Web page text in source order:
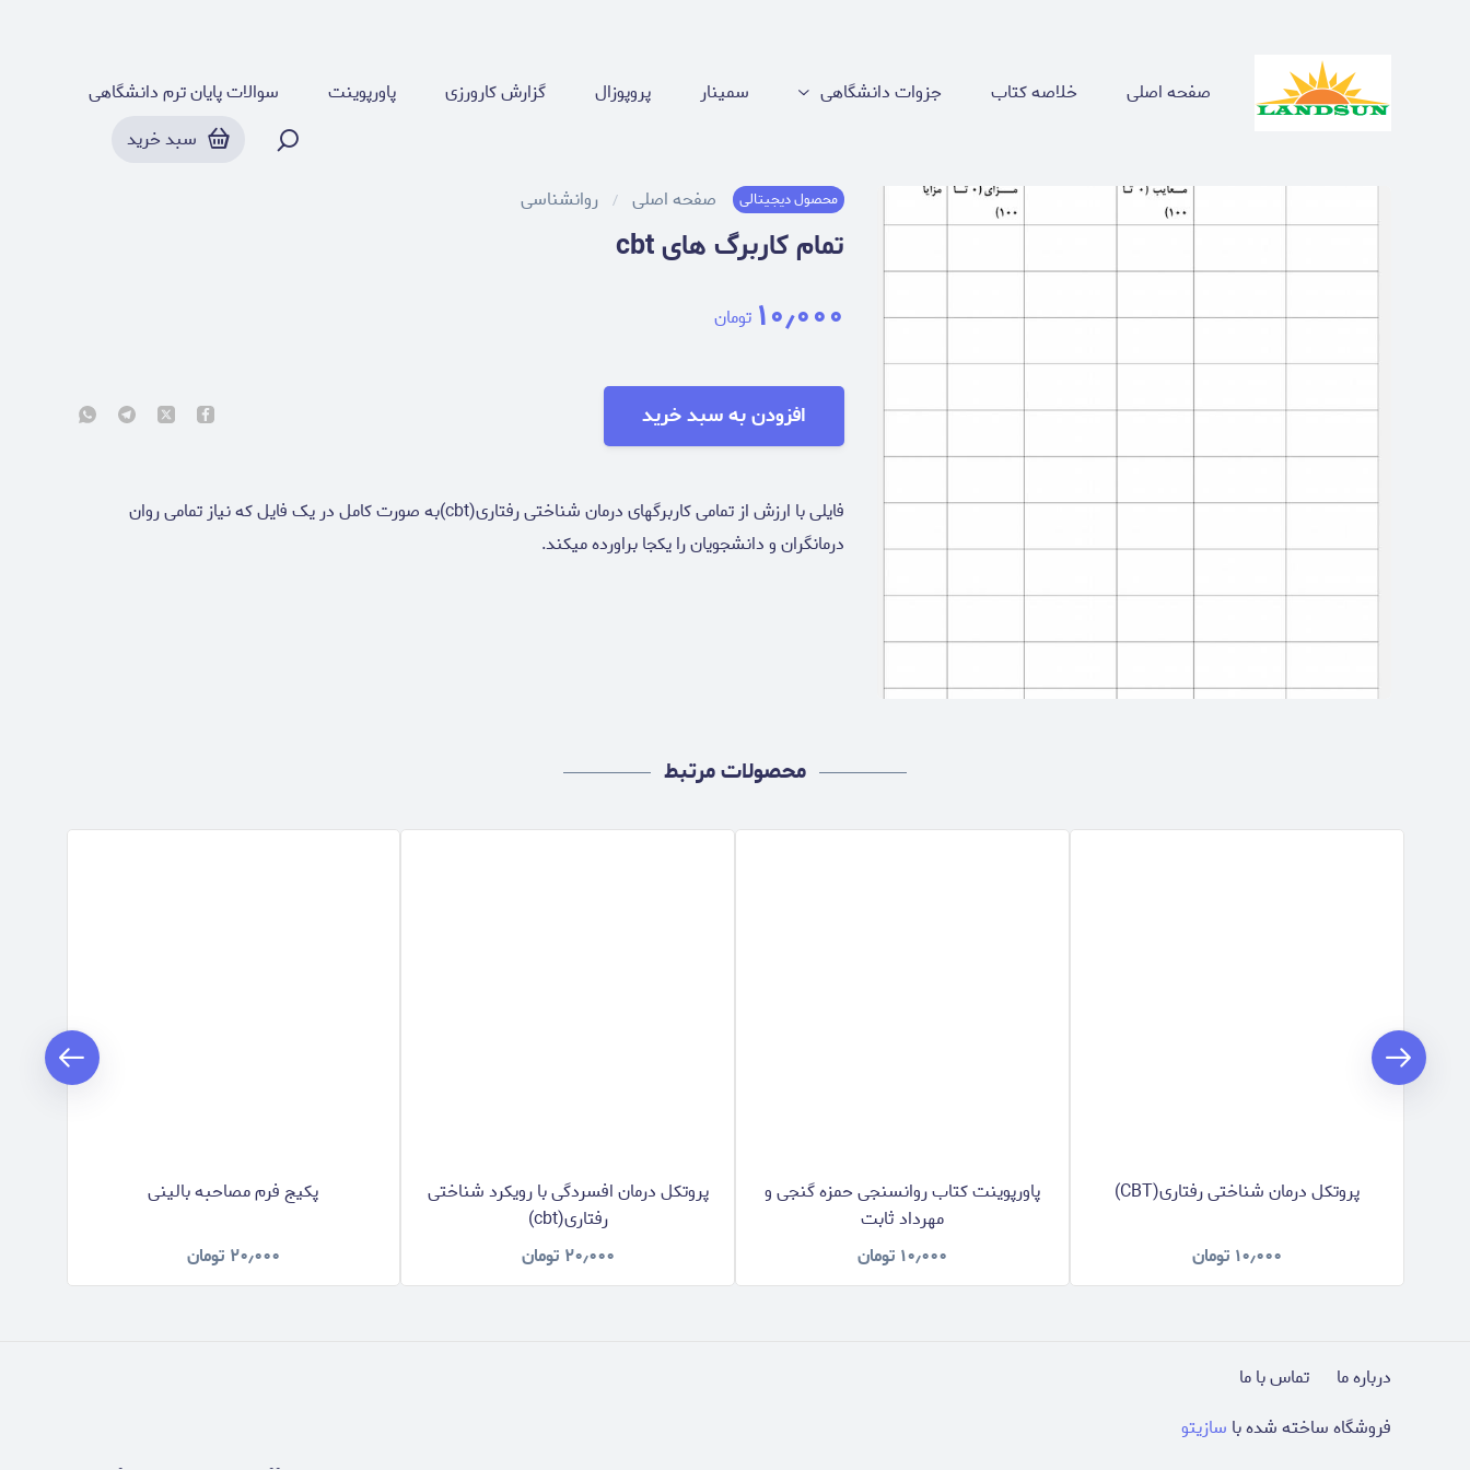
صفحه اصلی خلاصه کتاب جزوات دانشگاهی سمینار پروپوزال گزارش کارورزی پاورپوینت
سوالات پایان ترم دانشگاهی
سبد خرید
محصول دیجیتالی صفحه اصلی روانشناسی
تمام کاربرگ های cbt
۱۰٫۰۰۰ تومان
افزودن به سبد خرید
فایلی با ارزش از تمامی کاربرگهای درمان شناختی رفتاری(cbt)به صورت کامل در یک فایل که نیاز تمامی روان
درمانگران و دانشجویان را یکجا براورده میکند.
محصولات مرتبط
پروتکل درمان شناختی رفتاری(CBT)
۱۰٫۰۰۰ تومان
پاورپوینت کتاب روانسنجی حمزه گنجی و
مهرداد ثابت
۱۰٫۰۰۰ تومان
پروتکل درمان افسردگی با رویکرد شناختی
رفتاری(cbt)
۲۰٫۰۰۰ تومان
پکیج فرم مصاحبه بالینی
۲۰٫۰۰۰ تومان
درباره ما
تماس با ما
فروشگاه ساخته شده با سازیتو